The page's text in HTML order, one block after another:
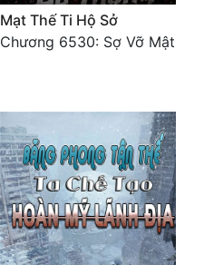
Mạt Thế Ti Hộ Sở
Chương 6530: Sợ Vỡ Mật